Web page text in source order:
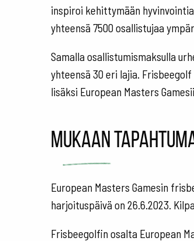
inspiroi kehittymään
yhteensä 7500 osallistujaa
Samalla osallistumismaksulla
yhteensä 30 eri lajia.
lisäksi European Masters
Mukaan
European Masters Gamesin
harjoituspäivä on 26.6.2023.
Frisbeegolfin osalta European